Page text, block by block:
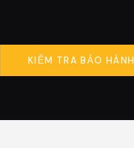
KIỂM TRA BẢO HÀNH